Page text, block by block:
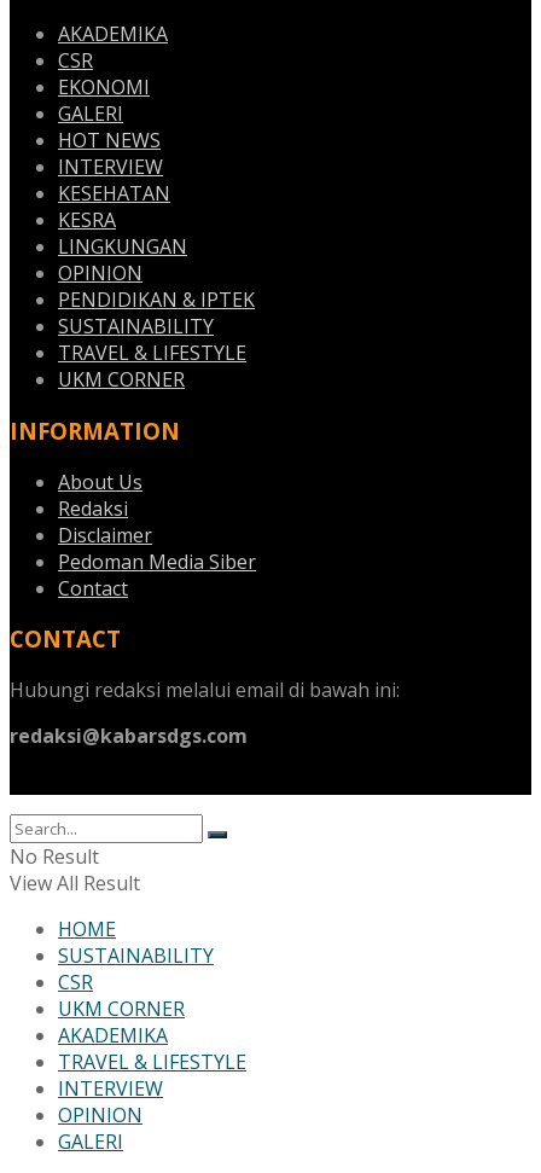
AKADEMIKA
CSR
EKONOMI
GALERI
HOT NEWS
INTERVIEW
KESEHATAN
KESRA
LINGKUNGAN
OPINION
PENDIDIKAN & IPTEK
SUSTAINABILITY
TRAVEL & LIFESTYLE
UKM CORNER
INFORMATION
About Us
Redaksi
Disclaimer
Pedoman Media Siber
Contact
CONTACT
Hubungi redaksi melalui email di bawah ini:
redaksi@kabarsdgs.com
No Result
View All Result
HOME
SUSTAINABILITY
CSR
UKM CORNER
AKADEMIKA
TRAVEL & LIFESTYLE
INTERVIEW
OPINION
GALERI